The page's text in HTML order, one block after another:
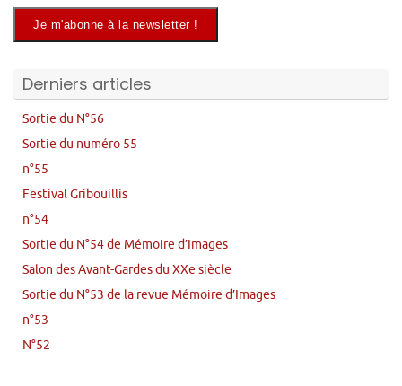
Derniers articles
Sortie du N°56
Sortie du numéro 55
n°55
Festival Gribouillis
n°54
Sortie du N°54 de Mémoire d’Images
Salon des Avant-Gardes du XXe siècle
Sortie du N°53 de la revue Mémoire d’Images
n°53
N°52